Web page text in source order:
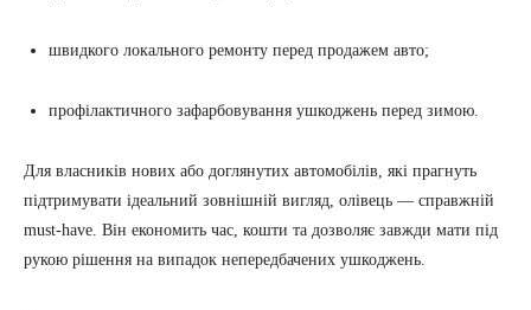
швидкого локального ремонту перед продажем авто;
профілактичного зафарбовування ушкоджень перед зимою.
Для власників нових або доглянутих автомобілів, які прагнуть
підтримувати ідеальний зовнішній вигляд, олівець — справжній
must-have. Він економить час, кошти та дозволяє завжди мати під
рукою рішення на випадок непередбачених ушкоджень.